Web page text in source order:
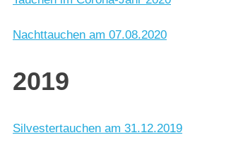
Nachttauchen am 07.08.2020
2019
Silvestertauchen am 31.12.2019